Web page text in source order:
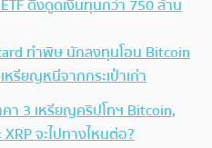
ดึงดูดเงินทุนกว่า 750 ล้าน
ทำพิษ นักลงทุนโอน Bitcoin
หรียญหนีจากกระเป๋าเก่า
า 3 เหรียญคริปโทฯ Bitcoin,
จะไปทางไหนต่อ?